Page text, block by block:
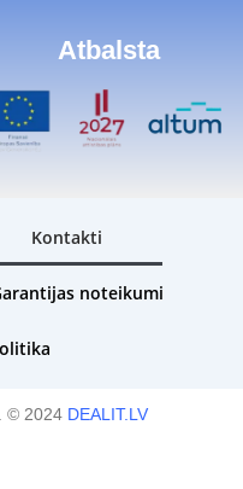
Atbalsta
Kontakti
noteikumi
© 2024 DEALIT.LV